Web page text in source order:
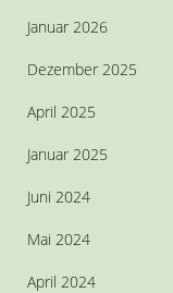
Januar 2026
Dezember 2025
April 2025
Januar 2025
Juni 2024
Mai 2024
April 2024